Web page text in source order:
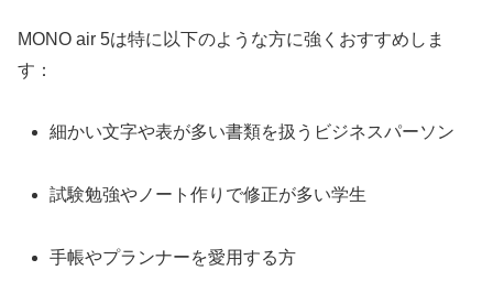
MONO air 5は特に以下のような方に強くおすすめしま
す：
細かい文字や表が多い書類を扱うビジネスパーソン
試験勉強やノート作りで修正が多い学生
手帳やプランナーを愛用する方